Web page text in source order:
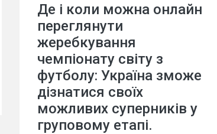
Де і коли можна онлайн
переглянути
жеребкування
чемпіонату світу з
футболу: Україна зможе
дізнатися своїх
можливих суперників у
груповому етапі.